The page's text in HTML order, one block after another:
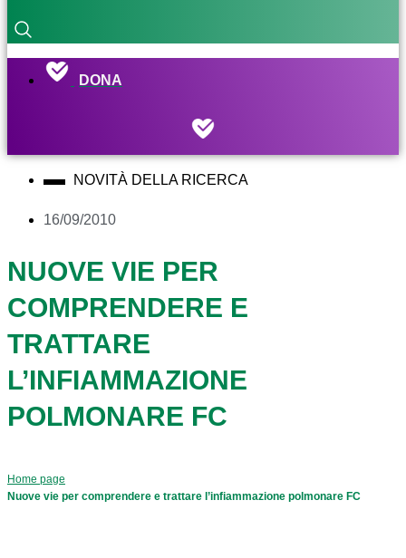
DONA
NOVITÀ DELLA RICERCA
16/09/2010
NUOVE VIE PER
COMPRENDERE E
TRATTARE
L’INFIAMMAZIONE
POLMONARE FC
Home page
Nuove vie per comprendere e trattare l’infiammazione polmonare FC